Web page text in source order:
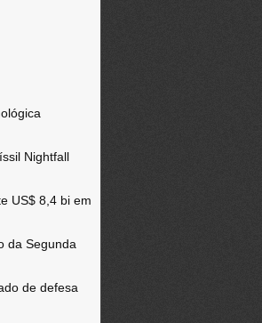
Nightfall
US$ 8,4 bi em
da Segunda
de defesa